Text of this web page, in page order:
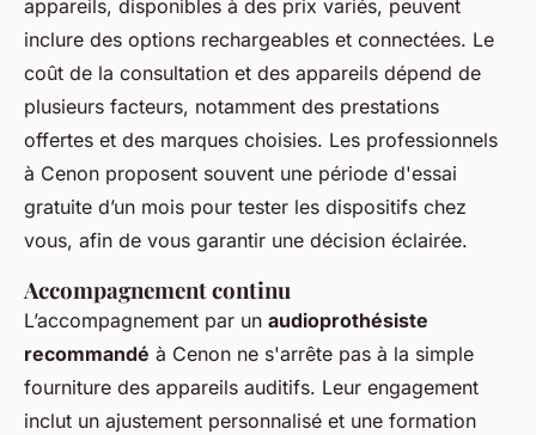
appareils, disponibles à des prix variés, peuvent
inclure des options rechargeables et connectées. Le
coût de la consultation et des appareils dépend de
plusieurs facteurs, notamment des prestations
offertes et des marques choisies. Les professionnels
à Cenon proposent souvent une période d'essai
gratuite d’un mois pour tester les dispositifs chez
vous, afin de vous garantir une décision éclairée.
Accompagnement continu
L’accompagnement par un audioprothésiste
recommandé à Cenon ne s'arrête pas à la simple
fourniture des appareils auditifs. Leur engagement
inclut un ajustement personnalisé et une formation